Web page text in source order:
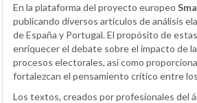
En la plataforma del proyecto europeo
publicando diversos artículos de análisis
de España y Portugal. El propósito de
enriquecer el debate sobre el impacto de
procesos electorales, así como
fortalezcan el pensamiento crítico entre
Los textos, creados por profesionales del